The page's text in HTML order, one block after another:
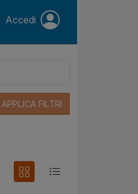
Accedi
APPLICA FILTRI